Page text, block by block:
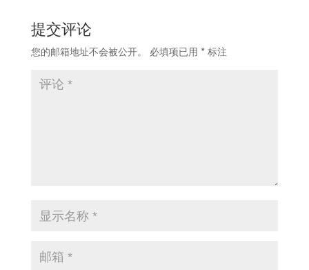
提交评论
您的邮箱地址不会被公开。 必填项已用 *标注